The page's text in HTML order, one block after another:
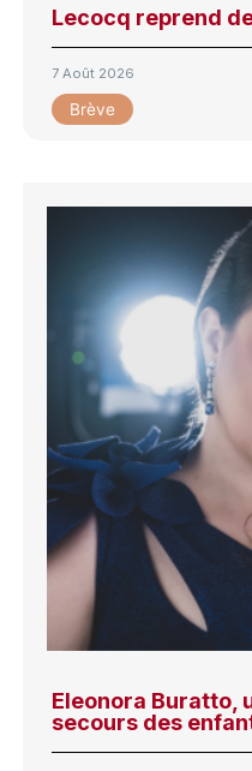
Lecocq reprend
7 Août 2026
Brève
Eleonora Buratto,
secours des